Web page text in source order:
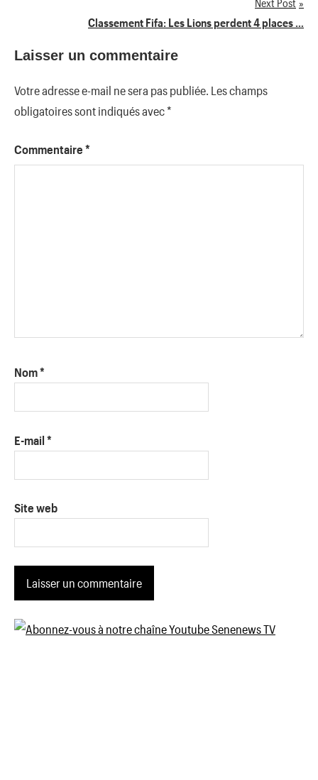
Next Post
Classement Fifa: Les Lions perdent 4 places …
Laisser un commentaire
Votre adresse e-mail ne sera pas publiée. Les champs
obligatoires sont indiqués avec*
Commentaire *
Nom*
E-mail *
Site web